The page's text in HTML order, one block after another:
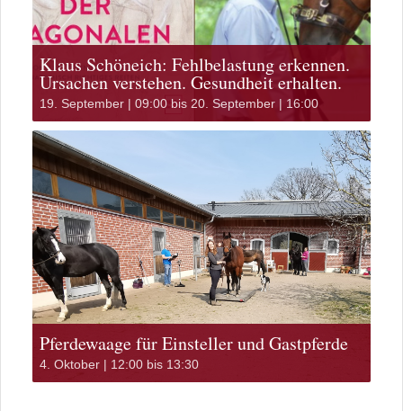
Klaus Schöneich: Fehlbelastung erkennen.
Ursachen verstehen. Gesundheit erhalten.
19. September | 09:00 bis 20. September | 16:00
Pferdewaage für Einsteller und Gastpferde
4. Oktober | 12:00 bis 13:30